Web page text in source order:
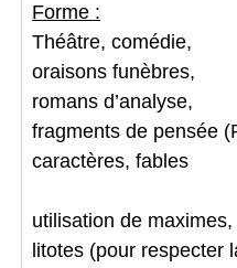
Forme :
Théâtre, comédie,
oraisons funèbres,
romans d’analyse,
fragments de pensée
caractères, fables
utilisation de maximes,
litotes (pour respecter